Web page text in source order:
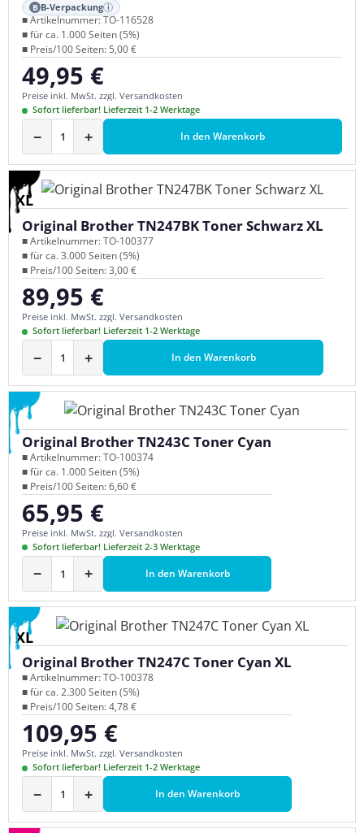
B B-Verpackung i
■ Artikelnummer: TO-116528
■ für ca. 1.000 Seiten (5%)
■ Preis/100 Seiten: 5,00 €
Regulärer Preis:
49,95 €
Preise inkl. MwSt. zzgl. Versandkosten
Sofort lieferbar! Lieferzeit 1-2 Werktage
− + In den Warenkorb
XL
Original Brother TN247BK Toner Schwarz XL
■ Artikelnummer: TO-100377
■ für ca. 3.000 Seiten (5%)
■ Preis/100 Seiten: 3,00 €
Regulärer Preis:
89,95 €
Preise inkl. MwSt. zzgl. Versandkosten
Sofort lieferbar! Lieferzeit 1-2 Werktage
− + In den Warenkorb
Original Brother TN243C Toner Cyan
■ Artikelnummer: TO-100374
■ für ca. 1.000 Seiten (5%)
■ Preis/100 Seiten: 6,60 €
Regulärer Preis:
65,95 €
Preise inkl. MwSt. zzgl. Versandkosten
Sofort lieferbar! Lieferzeit 2-3 Werktage
− + In den Warenkorb
XL
Original Brother TN247C Toner Cyan XL
■ Artikelnummer: TO-100378
■ für ca. 2.300 Seiten (5%)
■ Preis/100 Seiten: 4,78 €
Regulärer Preis:
109,95 €
Preise inkl. MwSt. zzgl. Versandkosten
Sofort lieferbar! Lieferzeit 1-2 Werktage
− + In den Warenkorb